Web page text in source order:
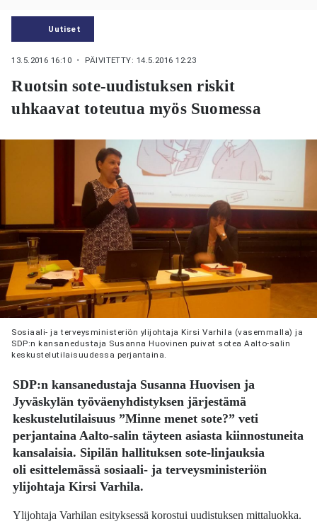
Uutiset
13.5.2016 16:10 ・ PÄIVITETTY: 14.5.2016 12:23
Ruotsin sote-uudistuksen riskit
uhkaavat toteutua myös Suomessa
Sosiaali- ja terveysministeriön ylijohtaja Kirsi Varhila (vasemmalla) ja
SDP:n kansanedustaja Susanna Huovinen puivat sotea Aalto-salin
keskustelutilaisuudessa perjantaina.
SDP:n kansanedustaja Susanna Huovisen ja
Jyväskylän työväenyhdistyksen järjestämä
keskustelutilaisuus ”Minne menet sote?” veti
perjantaina Aalto-salin täyteen asiasta kiinnostuneita
kansalaisia. Sipilän hallituksen sote-linjauksia
oli esittelemässä sosiaali- ja terveysministeriön
ylijohtaja Kirsi Varhila.
Ylijohtaja Varhilan esityksessä korostui uudistuksen mittaluokka.